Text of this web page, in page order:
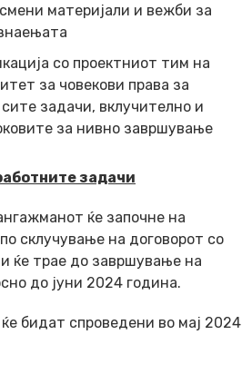
материјали и вежби за
со проектниот тим на
за човекови права за
задачи, вклучително и
за нивно завршување
задачи
ќе започне на
склучување на договорот со
ќе трае до завршување на
до јуни 2024 година.
бидат спроведени во мај 2024